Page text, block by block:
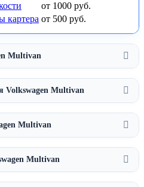
от 1000 руб.
картера от 500 руб.
Multivan
Volkswagen Multivan
Multivan
Multivan